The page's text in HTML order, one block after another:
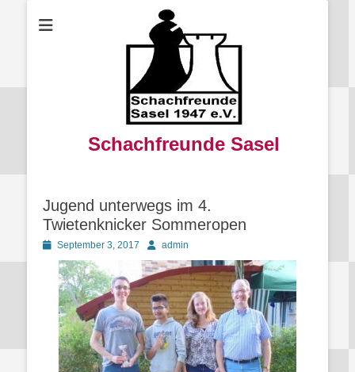
Schachfreunde Sasel
Jugend unterwegs im 4.
Twietenknicker Sommeropen
PostedSeptember 3, 2017 Autoradmin